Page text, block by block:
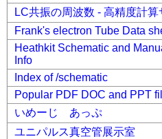
LC共振の周波数 - 高精度計算
Frank's electron Tube Data
Heathkit Schematic and
Info
Index of /schematic
Popular PDF DOC and PPT
いめーじ あっぷ
ユニパルス真空管展示室